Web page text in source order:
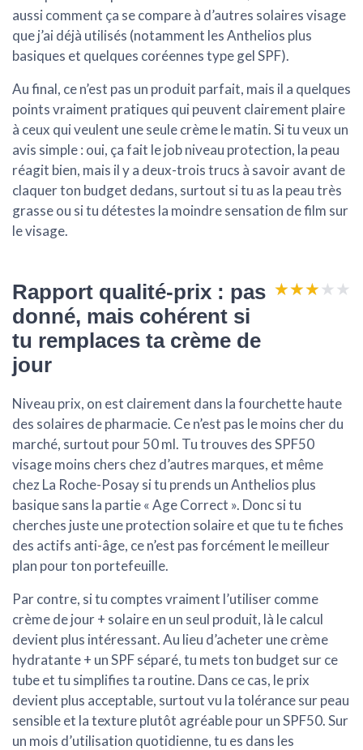
aussi comment ça se compare à d’autres solaires visage
que j’ai déjà utilisés (notamment les Anthelios plus
basiques et quelques coréennes type gel SPF).
Au final, ce n’est pas un produit parfait, mais il a quelques
points vraiment pratiques qui peuvent clairement plaire
à ceux qui veulent une seule crème le matin. Si tu veux un
avis simple : oui, ça fait le job niveau protection, la peau
réagit bien, mais il y a deux-trois trucs à savoir avant de
claquer ton budget dedans, surtout si tu as la peau très
grasse ou si tu détestes la moindre sensation de film sur
le visage.
Rapport qualité-prix : pas
donné, mais cohérent si
tu remplaces ta crème de
jour
★★★★★
★★★★★
Niveau prix, on est clairement dans la fourchette haute
des solaires de pharmacie. Ce n’est pas le moins cher du
marché, surtout pour 50 ml. Tu trouves des SPF50
visage moins chers chez d’autres marques, et même
chez La Roche-Posay si tu prends un Anthelios plus
basique sans la partie « Age Correct ». Donc si tu
cherches juste une protection solaire et que tu te fiches
des actifs anti-âge, ce n’est pas forcément le meilleur
plan pour ton portefeuille.
Par contre, si tu comptes vraiment l’utiliser comme
crème de jour + solaire en un seul produit, là le calcul
devient plus intéressant. Au lieu d’acheter une crème
hydratante + un SPF séparé, tu mets ton budget sur ce
tube et tu simplifies ta routine. Dans ce cas, le prix
devient plus acceptable, surtout vu la tolérance sur peau
sensible et la texture plutôt agréable pour un SPF50. Sur
un mois d’utilisation quotidienne, tu es dans les